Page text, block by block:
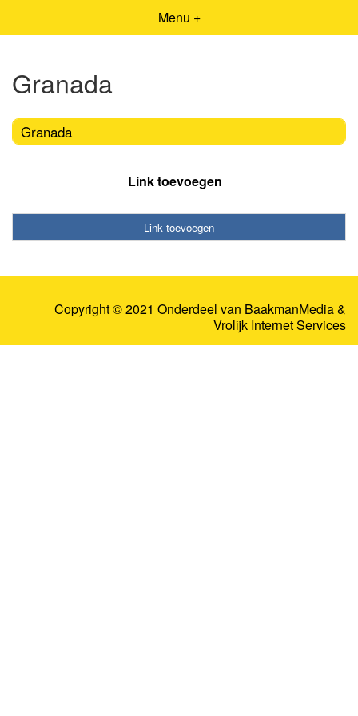
Menu +
Granada
Granada
Link toevoegen
Link toevoegen
Copyright © 2021 Onderdeel van BaakmanMedia&
Vrolijk Internet Services